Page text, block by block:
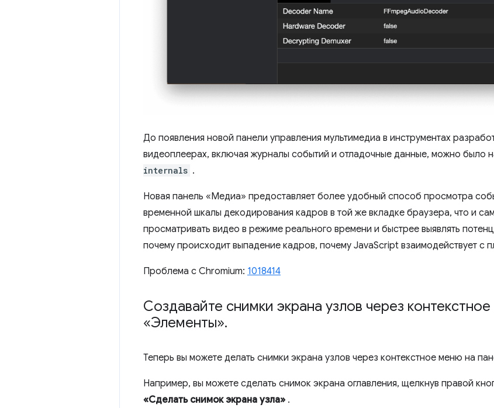
До появления новой панели управления мультимедиа в инструментах
видеоплеерах, включая журналы событий и отладочные данные, можно было
internals .
Новая панель «Медиа» предоставляет более удобный способ просмотра
временной шкалы декодирования кадров в той же вкладке браузера, что и
просматривать видео в режиме реального времени и быстрее выявлять
почему происходит выпадение кадров, почему JavaScript взаимодействует
Проблема с Chromium: 1018414
Создавайте снимки экрана узлов через
«Элементы».
Теперь вы можете делать снимки экрана узлов через контекстное меню на
Например, вы можете сделать снимок экрана оглавления, щелкнув правой
«Сделать снимок экрана узла» .